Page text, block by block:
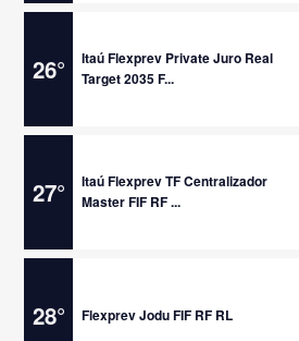
26°
Itaú Flexprev Private Juro Real
Target 2035 F...
27°
Itaú Flexprev TF Centralizador
Master FIF RF ...
28° Flexprev Jodu FIF RF RL